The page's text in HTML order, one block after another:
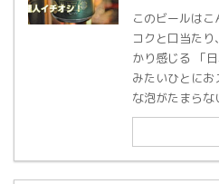
このビールは
コクと口当た
かり感じる 「
みたいひとに
な泡がたまらな